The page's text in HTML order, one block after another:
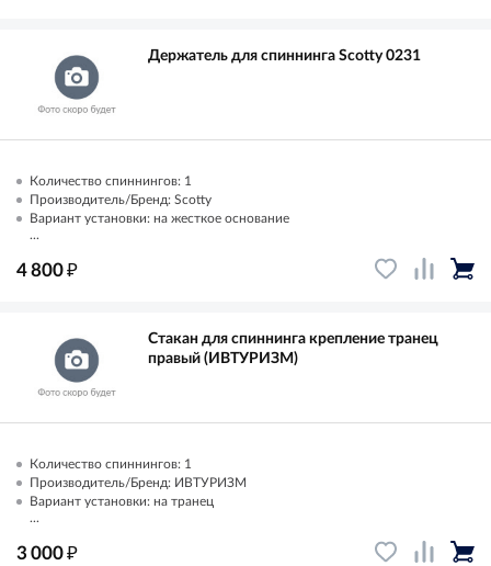
Держатель для спиннинга Scotty 0231
Количество спиннингов: 1
Производитель/Бренд: Scotty
Вариант установки: на жесткое основание
...
4 800₽
Стакан для спиннинга крепление транец
правый (ИВТУРИЗМ)
Количество спиннингов: 1
Производитель/Бренд: ИВТУРИЗМ
Вариант установки: на транец
...
3 000₽